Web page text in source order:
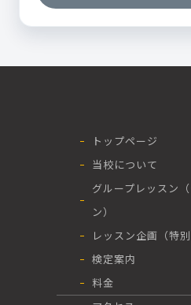
トップページ
当校について
グループレッスン
ン）
レッスン企画（特別
検定案内
料金